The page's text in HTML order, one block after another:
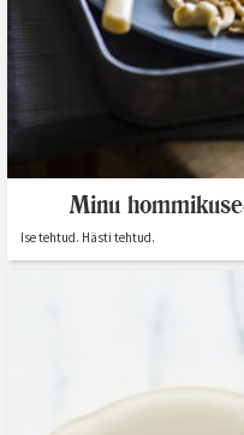
Minu
Ise tehtud. Hästi tehtud.